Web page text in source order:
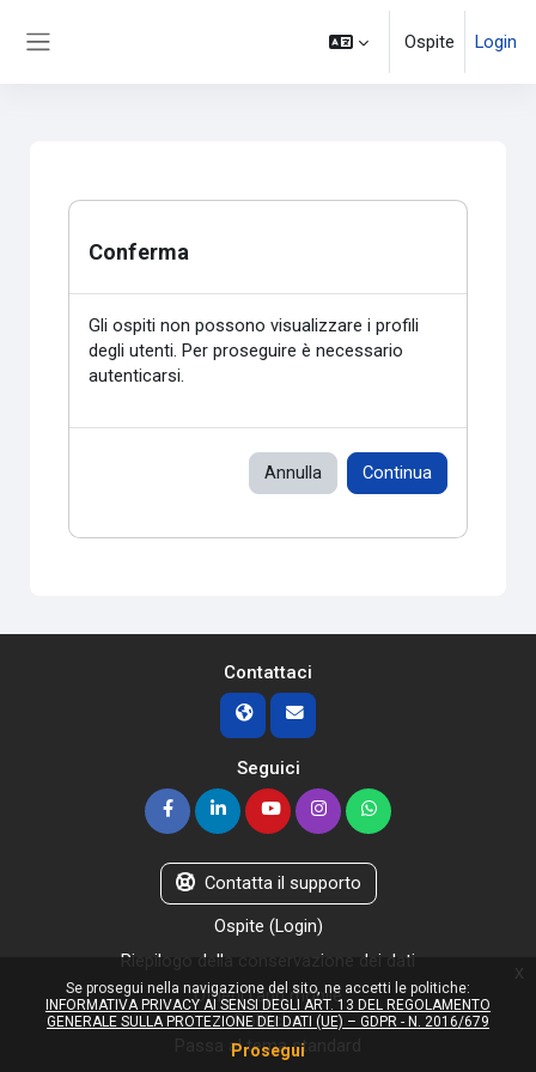
Ospite Login
Conferma
Gli ospiti non possono visualizzare i profili
degli utenti. Per proseguire è necessario
autenticarsi.
Annulla Continua
Contattaci
Seguici
Contatta il supporto
Ospite (Login)
Riepilogo della conservazione dei dati
Ottieni l'app mobile
Politiche
Passa al tema standard
Se prosegui nella navigazione del sito, ne accetti le politiche:
INFORMATIVA PRIVACY AI SENSI DEGLI ART. 13 DEL REGOLAMENTO
GENERALE SULLA PROTEZIONE DEI DATI (UE) – GDPR - N. 2016/679
Prosegui
x